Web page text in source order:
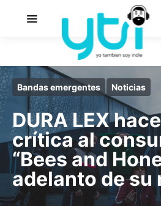
Bandas emergentes Noticias
DURA LEX
crítica al
“Bees and
adelanto de su